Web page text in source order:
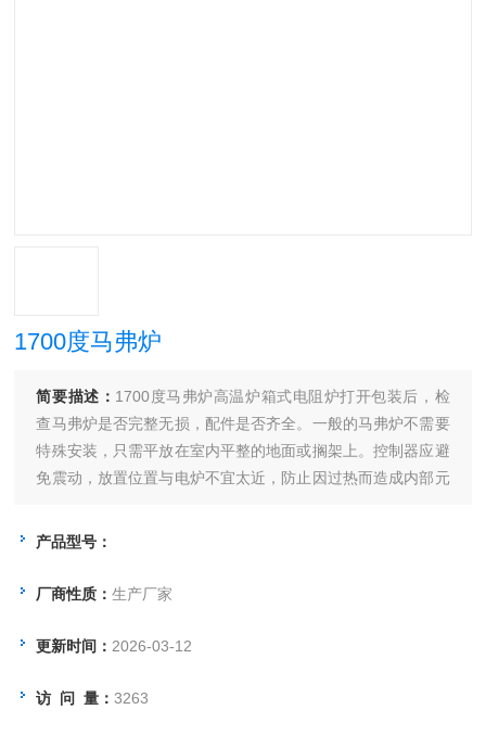
1700度马弗炉
简要描述： 1700度马弗炉高温炉箱式电阻炉打开包装后，检
查马弗炉是否完整无损，配件是否齐全。一般的马弗炉不需要
特殊安装，只需平放在室内平整的地面或搁架上。控制器应避
免震动，放置位置与电炉不宜太近，防止因过热而造成内部元
产品型号：
厂商性质：生产厂家
更新时间： 2026-03-12
访 问 量：3263